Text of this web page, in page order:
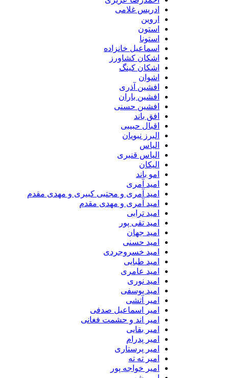
ادریس غلامی
اروین
استون
استونا
اسماعیل خانزاده
اشکان کشاورز
اشکان کینگ
اشوان
افشین آذری
افشین باران
افشین حسنی
افق باند
اقبال حبیبی
البرز نبویان
الیاس
الیاس قنبرى
الیکان
امو باند
امید آمری
امید آمری و مجتبی کبیری و مهدى مقدم
امید آمری و مهدی مقدم
امید ترابی
امید تقی پور
امید جهان
امید حسنی
امید خسروجردی
امید طبایی
امید عامری
امید نوری
امید یوسفی
امیر آتشی
امیر اسماعیل صدفی
امیر اند و حشمت فغانی
امیر بقایی
امیر پدرام
امیر پرستاری
امیر ته ته
امیر خواجه پور